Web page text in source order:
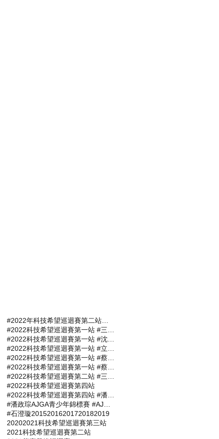
#2022年科技希望巡迴賽第二站報名選手
#2022科技希望巡迴賽第一站 #三商名人賽 #肇喜登峰巡迴賽 #潘政琮AJGA青少年錦標賽 #AJGA潘政琮基金會錦標賽
#2022科技希望巡迴賽第一站 #沈威成 #張軒愷 #吳易軒 #陳宥竹 #立益高爾夫球場 #三商名人賽 #肇喜登峰巡迴賽 #潘政琮AJGA青少年錦標賽 #AJGA潘政琮基金會錦標賽
#2022科技希望巡迴賽第一站 #立益高爾夫球場 #三商名人賽 #肇喜登峰巡迴賽 #潘政琮AJGA青少年錦標賽 #AJGA潘政琮基金會錦標賽
#2022科技希望巡迴賽第一站 #蔡凱任 #林士軒 #陳宥竹 #沙比亞特馬克 #沈威成 #黃柏叡 #吳佳晏 #三商名人賽 #肇喜登峰巡迴賽 #潘政琮AJGA青少年錦標賽 #AJGA潘政琮基金會錦標賽
#2022科技希望巡迴賽第一站 #蔡凱任職業組封王 #張軒愷業餘組稱霸 #三商名人賽 #肇喜登峰巡迴賽 #潘政琮AJGA青少年錦標賽 #AJGA潘政琮基金會錦標
#2022科技希望巡迴賽第二站 #三商名人賽 #肇喜登峰巡迴賽 #潘政琮AJGA青少年錦標賽 #AJGA潘政琮基金會錦標賽
#2022科技希望巡迴賽第四站
#2022科技希望巡迴賽第四站 #潘政琮AJGA青少年錦標賽 #AJGA潘政琮基金會錦標賽
#潘政琮AJGA青少年錦標賽 #AJGA潘政琮基金會錦標賽
#石澄璇20152016201720182019
20202021科技希望巡迴賽第三站
2021科技希望巡迴賽第二站